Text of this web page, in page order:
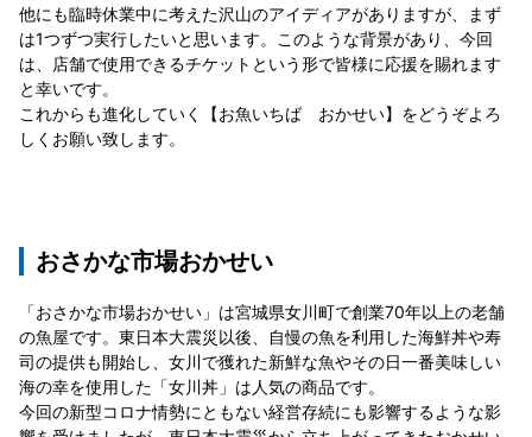
他にも臨時休業中に考えた沢山のアイディアがありますが、まず
は1つずつ実行したいと思います。このような背景があり、今回
は、店舗で使用できるチケットという形で皆様に応援を賜れます
と幸いです。
これからも進化していく【お魚いちば おかせい】をどうぞよろ
しくお願い致します。
おさかな市場おかせい
「おさかな市場おかせい」は宮城県女川町で創業70年以上の老舗
の魚屋です。東日本大震災以後、自慢の魚を利用した海鮮丼や寿
司の提供も開始し、女川で獲れた新鮮な魚やその日一番美味しい
海の幸を使用した「女川丼」は人気の商品です。
今回の新型コロナ情勢にともない経営存続にも影響するような影